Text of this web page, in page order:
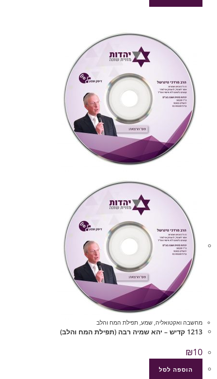
מחשבה ואקטואליה, שמע, תפילת המח והלב
1213 קדיש – יהא שמיה רבה (תפילת המח והלב)
₪10
הוספה לסל